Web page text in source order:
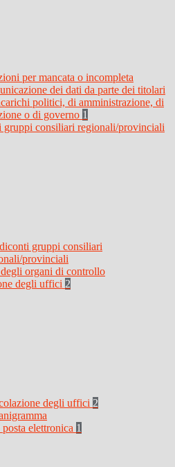
per mancata o incompleta
dei dati da parte dei titolari
politici, di amministrazione, di
o di governo 1
gruppi consiliari regionali/provinciali
gruppi consiliari
provinciali
organi di controllo
degli uffici 2
degli uffici 2
elettronica 1